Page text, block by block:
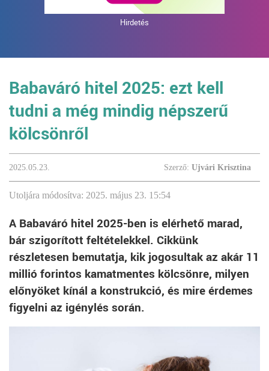
Hirdetés
Babaváró hitel 2025: ezt kell
tudni a még mindig népszerű
kölcsönről
2025.05.23. Szerző: Ujvári Krisztina
Utoljára módosítva: 2025. május 23. 15:54
A Babaváró hitel 2025-ben is elérhető marad,
bár szigorított feltételekkel. Cikkünk
részletesen bemutatja, kik jogosultak az akár 11
millió forintos kamatmentes kölcsönre, milyen
előnyöket kínál a konstrukció, és mire érdemes
figyelni az igénylés során.